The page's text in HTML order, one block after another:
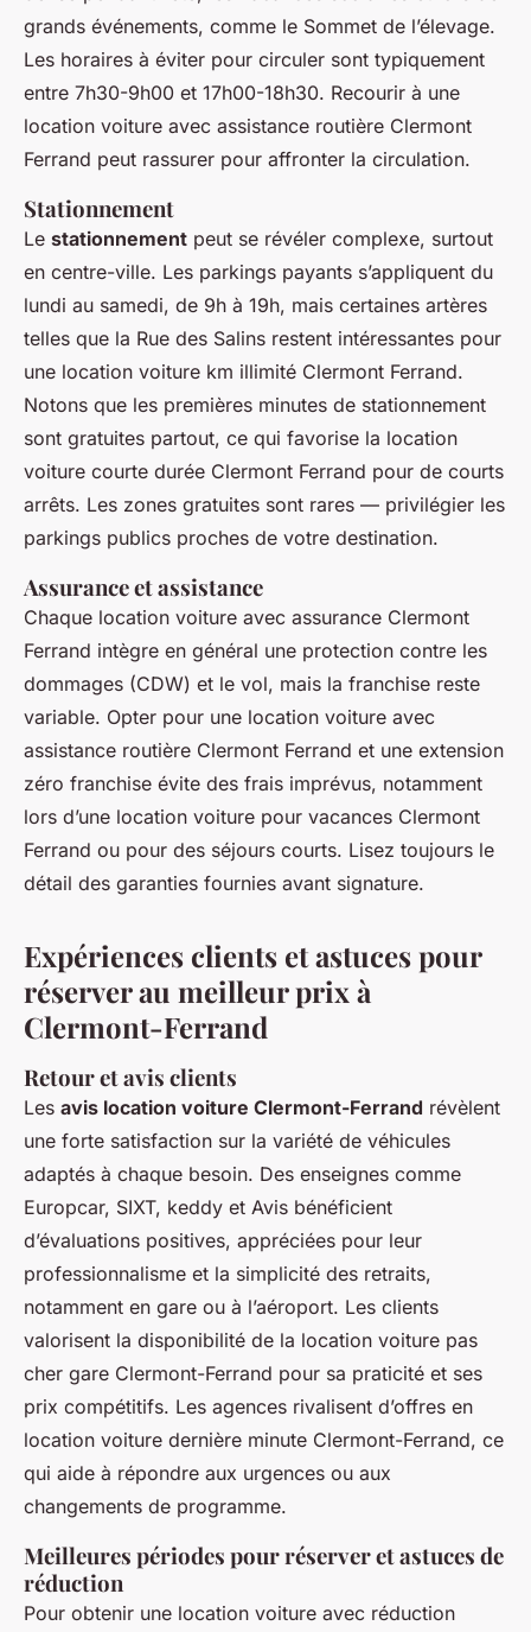
grands événements, comme le Sommet de l’élevage.
Les horaires à éviter pour circuler sont typiquement
entre 7h30-9h00 et 17h00-18h30. Recourir à une
location voiture avec assistance routière Clermont
Ferrand peut rassurer pour affronter la circulation.
Stationnement
Le stationnement peut se révéler complexe, surtout
en centre-ville. Les parkings payants s’appliquent du
lundi au samedi, de 9h à 19h, mais certaines artères
telles que la Rue des Salins restent intéressantes pour
une location voiture km illimité Clermont Ferrand.
Notons que les premières minutes de stationnement
sont gratuites partout, ce qui favorise la location
voiture courte durée Clermont Ferrand pour de courts
arrêts. Les zones gratuites sont rares — privilégier les
parkings publics proches de votre destination.
Assurance et assistance
Chaque location voiture avec assurance Clermont
Ferrand intègre en général une protection contre les
dommages (CDW) et le vol, mais la franchise reste
variable. Opter pour une location voiture avec
assistance routière Clermont Ferrand et une extension
zéro franchise évite des frais imprévus, notamment
lors d’une location voiture pour vacances Clermont
Ferrand ou pour des séjours courts. Lisez toujours le
détail des garanties fournies avant signature.
Expériences clients et astuces pour
réserver au meilleur prix à
Clermont-Ferrand
Retour et avis clients
Les avis location voiture Clermont-Ferrand révèlent
une forte satisfaction sur la variété de véhicules
adaptés à chaque besoin. Des enseignes comme
Europcar, SIXT, keddy et Avis bénéficient
d’évaluations positives, appréciées pour leur
professionnalisme et la simplicité des retraits,
notamment en gare ou à l’aéroport. Les clients
valorisent la disponibilité de la location voiture pas
cher gare Clermont-Ferrand pour sa praticité et ses
prix compétitifs. Les agences rivalisent d’offres en
location voiture dernière minute Clermont-Ferrand, ce
qui aide à répondre aux urgences ou aux
changements de programme.
Meilleures périodes pour réserver et astuces de
réduction
Pour obtenir une location voiture avec réduction